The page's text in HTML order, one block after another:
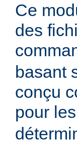
Ce
des
basant
conçu
pour